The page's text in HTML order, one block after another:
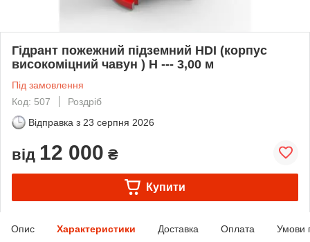
Гідрант пожежний підземний HDI (корпус
високоміцний чавун ) Н --- 3,00 м
Під замовлення
Код: 507
Роздріб
Відправка з 23 серпня 2026
від 12 000 ₴
Купити
Опис Характеристики Доставка Оплата Умови